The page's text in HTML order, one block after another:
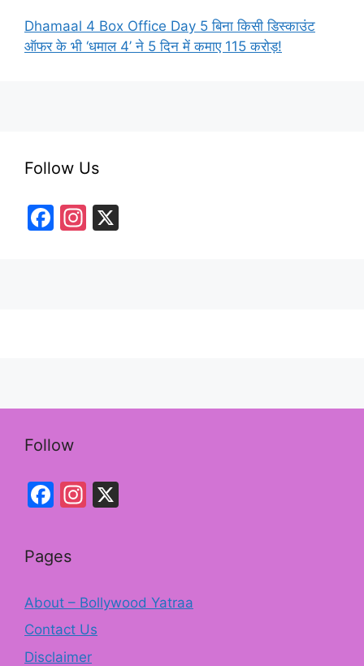
Dhamaal 4 Box Office Day 5 बिना किसी डिस्काउंट
ऑफर के भी ‘धमाल 4’ ने 5 दिन में कमाए 115 करोड़!
Follow Us
F
In
Follow
Facebook
Instagram
Pages
About – Bollywood Yatraa
Contact Us
Disclaimer